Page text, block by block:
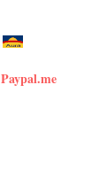
Paypal.me